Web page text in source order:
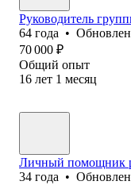
Руководитель
64 года •
70 000 ₽
Общий опыт
16 лет 1 месяц
Личный помощник
34 года •